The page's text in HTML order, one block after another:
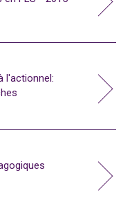
l'actionnel: